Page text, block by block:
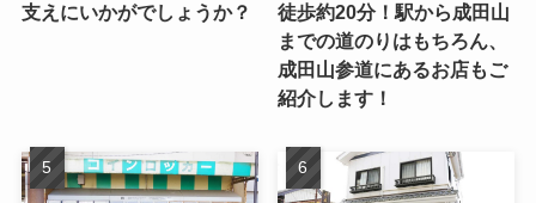
支えにいかがでしょうか？
徒歩約20分！駅から成田山
までの道のりはもちろん、
成田山参道にあるお店もご
紹介します！